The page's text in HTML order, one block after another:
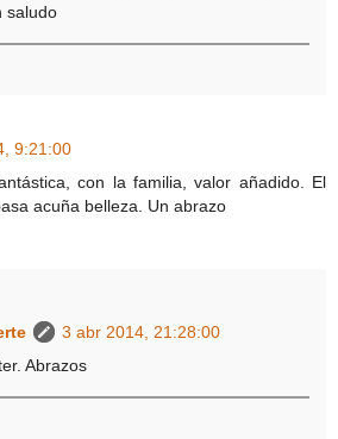
saludo
9:21:00
con la familia, valor añadido. El
acuña belleza. Un abrazo
3 abr 2014, 21:28:00
Abrazos